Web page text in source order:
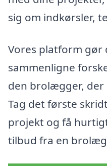
sig om indkørsler,
Vores platform gør
sammenligne
den brolægger, der
Tag det første
projekt og få
tilbud fra en